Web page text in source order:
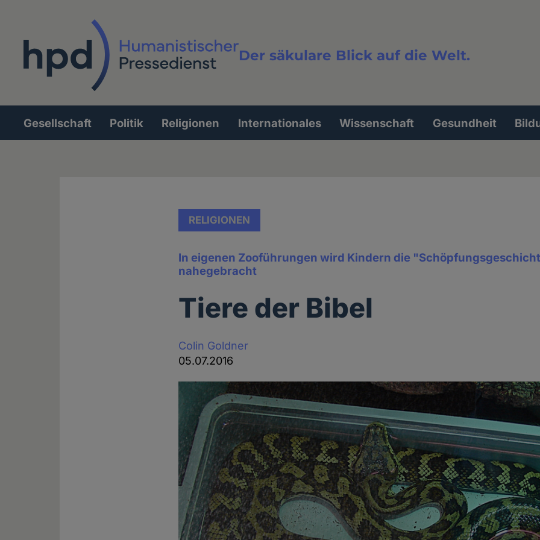
Der säkulare Blick auf die Welt.
Volltextsuche
Hauptnavigation
Gesellschaft Politik Religionen Internationales Wissenschaft Gesundheit
RELIGIONEN
In eigenen Zooführungen wird Kindern die
nahegebracht
Tiere der Bibel
Colin Goldner
05.07.2016